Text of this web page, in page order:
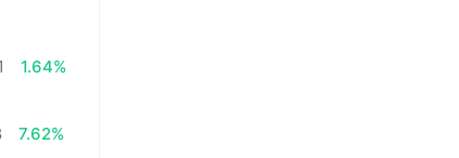
1.64%
7.62%